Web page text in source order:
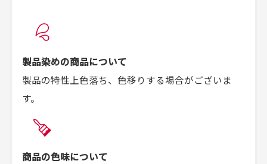
良かった！
がとうございます。丁寧
に梱包されていて、商品
の状態も良好でした。気
があればよろしくお願い
来ました。またお願いし
お届け希望日時をご指定頂けます。
ご注文時にご指定下さい。
商品の受け渡しは、ゆうパックでの配送のみとさせて
頂いております。
製品染めの商品について
製品の特性上色落ち、色移りする場合がございま
す。
商品の色味について